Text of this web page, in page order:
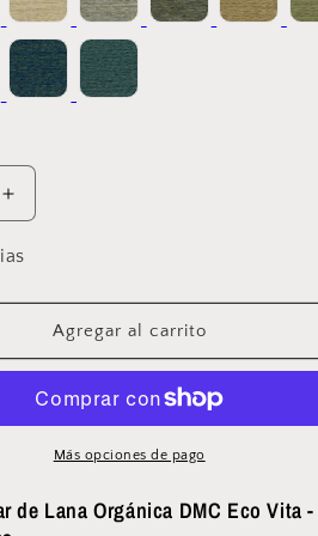
Aumentar
cantidad
para
para
Bordar
de
Orgánica
DMC
-
505
Agregar al carrito
Más opciones de pago
de Lana Orgánica DMC Eco Vita